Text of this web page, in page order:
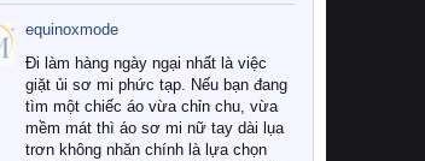
cấp thực sự chất lượng, phù hợp với
khí hậu và nhu cầu sử dụng của gia
đình? Hãy cùng chúng tôi đi tìm lời
giải đáp chi tiết qua bài viết dưới đây.
1. Tại sao các gia đình hiện đại lại ưa
chuộng chăn ga gối đệm cao cấp?
equinoxmode
Đi làm hàng ngày ngại nhất là việc
giặt ủi sơ mi phức tạp. Nếu bạn đang
tìm một chiếc áo vừa chỉn chu, vừa
mềm mát thì áo sơ mi nữ tay dài lụa
trơn không nhăn chính là lựa chọn